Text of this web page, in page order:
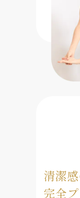
清潔
完全